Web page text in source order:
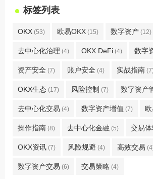
标签列表
OKX (53) 欧易OKX (15) 数字资产 (12)
去中心化治理 (4) OKX DeFi (4) 数字
资产安全 (7) 账户安全 (4) 实战指南
OKX生态 (17) 风险控制 (7) 数字资产
去中心化交易 (4) 数字资产增值 (7)
操作指南 (8) 去中心化金融 (5) 交易
OKX资讯 (7) 风险规避 (4) 高效交易
数字资产交易 (6) 交易策略 (4)